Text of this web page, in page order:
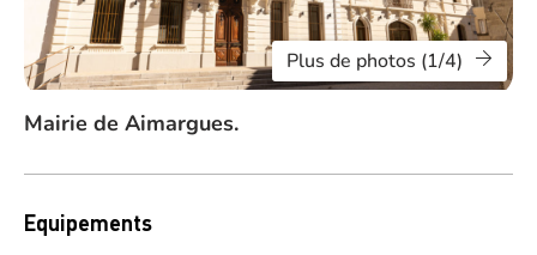
Plus de photos (1/4)
Mairie de Aimargues.
Equipements